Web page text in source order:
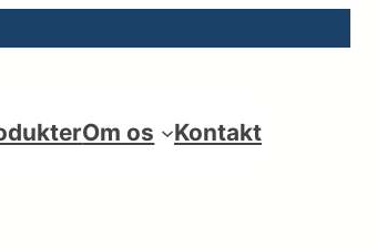
Om os Kontakt